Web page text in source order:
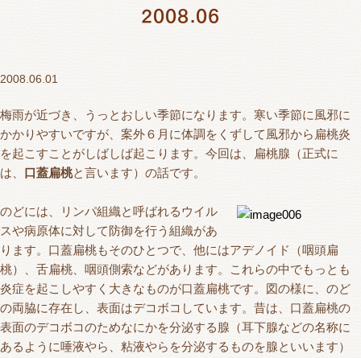
2008.06
2008.06.01
梅雨が近づき、うっとおしい季節になります。寒い季節に風邪に
かかりやすいですが、案外６月に体調をくずして風邪から扁桃炎
を起こすことがしばしば起こります。今回は、扁桃腺（正式に
は、 口蓋扁桃と言います）の話です。
のどには、リンパ組織と呼ばれるウイル
スや病原体に対して防御を行う組織があ
ります。口蓋扁桃もそのひとつで、他にはアデノイド（咽頭扁
桃）、舌扁桃、咽頭側索などがあります。これらの中でもっとも
炎症を起こしやすく大きなものが口蓋扁桃です。図の様に、のど
の両脇に存在し、表面はデコボコしています。昔は、口蓋扁桃の
表面のデコボコのためなにかを分泌する腺（耳下腺などの名称に
あるように唾液やら、粘液やらを分泌するものを腺といいます）